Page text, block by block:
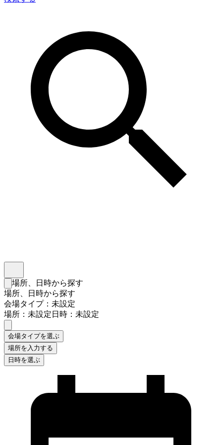
検索フォームを閉じる
場所、日時から探す
場所、日時から探す
会場タイプ：未設定
場所：未設定日時：未設定
会場タイプを選ぶ
場所を入力する
日時を選ぶ